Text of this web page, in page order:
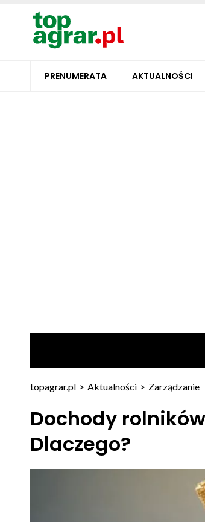
PRENUMERATA AKTUALNOŚCI
topagrar.pl > Aktualności > Zarządzanie
Dochody
Dlaczego?